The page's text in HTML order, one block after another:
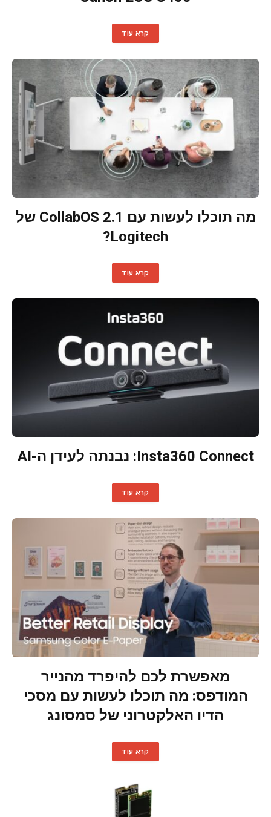
קרא עוד
מה תוכלו לעשות עם CollabOS 2.1 של
Logitech?
קרא עוד
Insta360 Connect: נבנתה לעידן ה-AI
קרא עוד
מאפשרת לכם להיפרד מהנייר
המודפס: מה תוכלו לעשות עם מסכי
הדיו האלקטרוני של סמסונג
קרא עוד